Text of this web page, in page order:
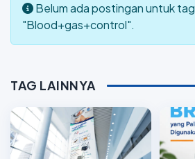
Belum ada postingan untuk tag
"Blood+gas+control".
TAG LAINNYA